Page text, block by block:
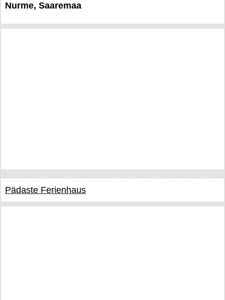
Nurme, Saaremaa
Pädaste Ferienhaus